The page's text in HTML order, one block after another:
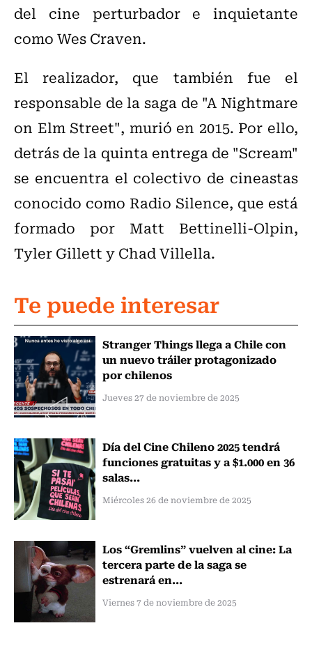
del cine perturbador e inquietante
como Wes Craven.
El realizador, que también fue el
responsable de la saga de "A Nightmare
on Elm Street", murió en 2015. Por ello,
detrás de la quinta entrega de "Scream"
se encuentra el colectivo de cineastas
conocido como Radio Silence, que está
formado por Matt Bettinelli-Olpin,
Tyler Gillett y Chad Villella.
Te puede interesar
Stranger Things llega a Chile con
un nuevo tráiler protagonizado
por chilenos
Jueves 27 de noviembre de 2025
Día del Cine Chileno 2025 tendrá
funciones gratuitas y a $1.000 en 36
salas...
Miércoles 26 de noviembre de 2025
Los “Gremlins” vuelven al cine: La
tercera parte de la saga se
estrenará en...
Viernes 7 de noviembre de 2025